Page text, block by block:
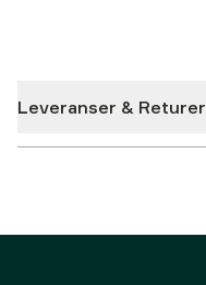
Leveranser & Returer